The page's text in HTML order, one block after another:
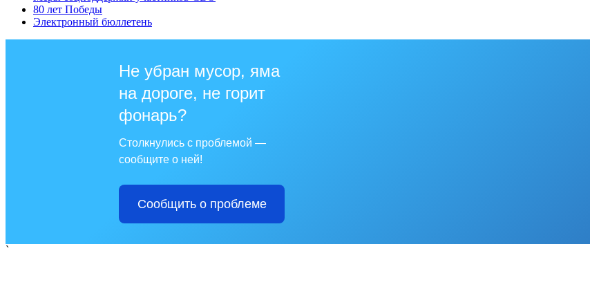
80 лет Победы
Электронный бюллетень
Не убран мусор, яма
на дороге, не горит
фонарь?
Столкнулись с проблемой —
сообщите о ней!
Сообщить о проблеме
`